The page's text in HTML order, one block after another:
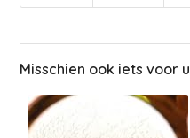
Misschien ook iets voor u